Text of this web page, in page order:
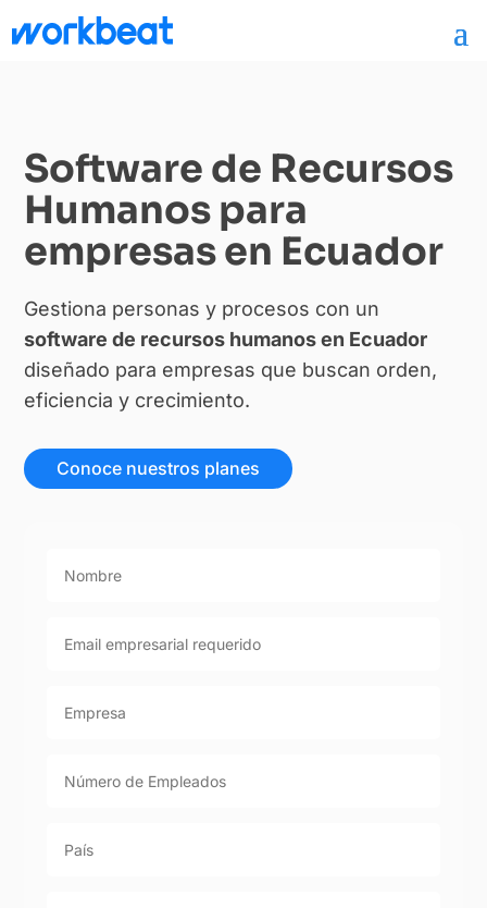
Software de Recursos
Humanos para
empresas en Ecuador
Gestiona personas y procesos con un
software de recursos humanosen Ecuador
diseñado para empresas que buscan orden,
eficiencia y crecimiento.
Conoce nuestros planes